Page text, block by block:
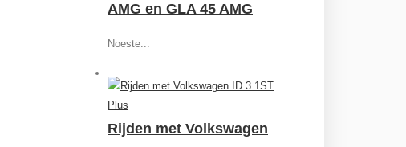
AMG en GLA 45 AMG
Noeste...
Rijden met Volkswagen